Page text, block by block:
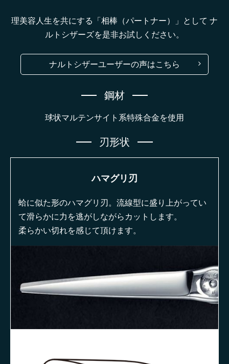
理美容人生を共にする「相棒（パートナー）」として ナ
ルトシザーズを是非お試しください。
ナルトシザーユーザーの声はこちら
鋼材
球状マルテンサイト系特殊合金を使用
刃形状
ハマグリ刃
蛤に似た形のハマグリ刃。流線型に盛り上がってい
て滑らかに力を逃がしながらカットします。
柔らかい切れを感じて頂けます。